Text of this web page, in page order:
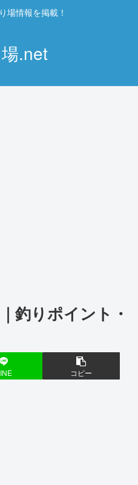
場情報を掲載！
.net
釣りポイント・
コピー